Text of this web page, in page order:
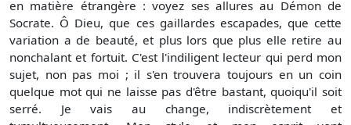
en matière étrangère : voyez ses allures au Démon de
Socrate. Ô Dieu, que ces gaillardes escapades, que cette
variation a de beauté, et plus lors que plus elle retire au
nonchalant et fortuit. C'est l'indiligent lecteur qui perd mon
sujet, non pas moi ; il s'en trouvera toujours en un coin
quelque mot qui ne laisse pas d'être bastant, quoiqu'il soit
serré. Je vais au change, indiscrètement et